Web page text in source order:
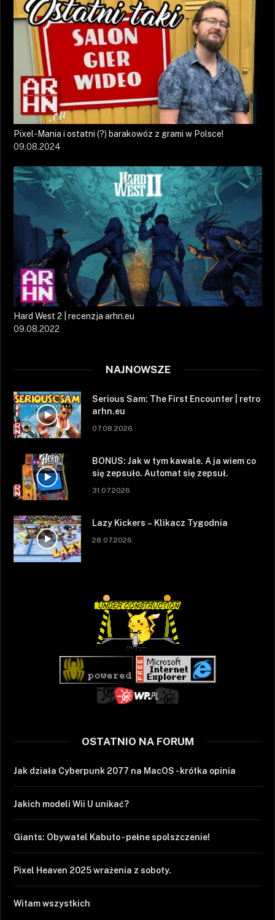
Pixel-Mania i ostatni (?) barakowóz z grami w Polsce!
09.08.2024
Hard West 2 | recenzja arhn.eu
09.08.2022
NAJNOWSZE
Serious Sam: The First Encounter | retro
arhn.eu
07.08.2026
BONUS: Jak w tym kawale. A ja wiem co
się zepsuło. Automat się zepsuł.
31.07.2026
Lazy Kickers – Klikacz Tygodnia
28.07.2026
OSTATNIO NA FORUM
Jak działa Cyberpunk 2077 na MacOS - krótka opinia
Jakich modeli Wii U unikać?
Giants: Obywatel Kabuto - pełne spolszczenie!
Pixel Heaven 2025 wrażenia z soboty.
Witam wszystkich